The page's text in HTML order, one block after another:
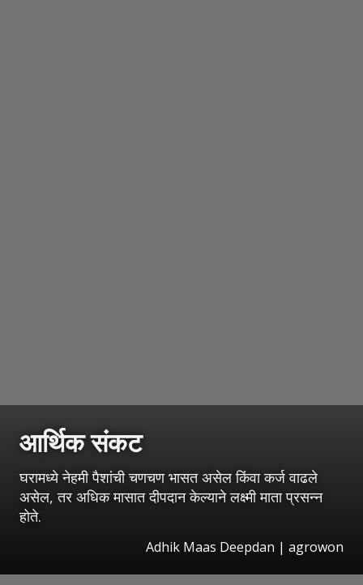
आर्थिक संकट
घरामध्ये नेहमी पैशांची चणचण भासत असेल किंवा कर्ज वाढले
असेल, तर अधिक मासात दीपदान केल्याने लक्ष्मी माता प्रसन्न
होते.
Adhik Maas Deepdan | agrowon